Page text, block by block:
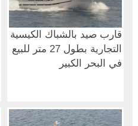
قارب صيد بالشباك الكيسية
التجارية بطول 27 متر للبيع
في البحر الكبير